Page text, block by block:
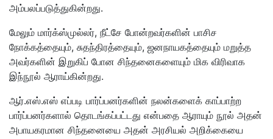
அம்பலப்படுத்துகின்றது.
மேலும் மார்க்ஸ்முல்லர், நீட்சே போன்றவர்களின் பாசிச
நோக்கத்தையும், சுதந்திரத்தையும், ஜனநாயகத்தையும் மறுத்த
அவர்களின் இறுகிப் போன சிந்தனைகளையும் மிக விரிவாக
இந்நூல் ஆராய்கின்றது.
ஆர்.எஸ்.எஸ் எப்படி பார்ப்பனர்களின் நலன்களைக் காப்பாற்ற
பார்ப்பனர்களால் தொடங்கப்பட்டது என்பதை ஆராயும் நூல் அதன்
அபாயகரமான சிந்தனையை அதன் அரசியல் அறிக்கையை